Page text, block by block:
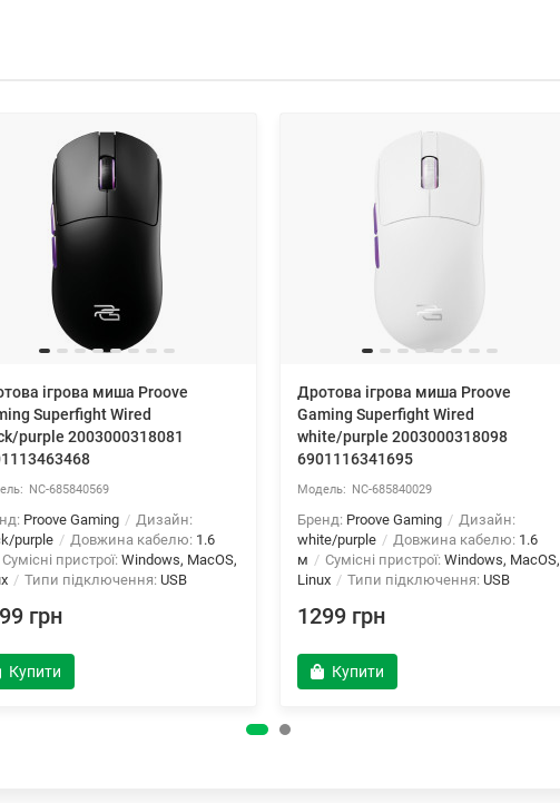
ігрова миша Proove
Superfight Wired
purple 2003000318081
NC-685840569
Proove Gaming
Дизайн:
purple
Довжина кабелю: 1.6
Сумісні пристрої: Windows, MacOS,
Типи підключення: USB
грн
Купити
Дротова ігрова миша Proove
Gaming Superfight Wired
white/purple 2003000318098
6901116341695
NC-685840029
Бренд: Proove Gaming
Дизайн:
white/purple
Довжина кабелю: 1.6
м
Сумісні пристрої: Windows, MacOS,
Linux
Типи підключення: USB
1299 грн
Купити